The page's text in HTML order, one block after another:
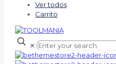
Ver todos
Carrito
✕